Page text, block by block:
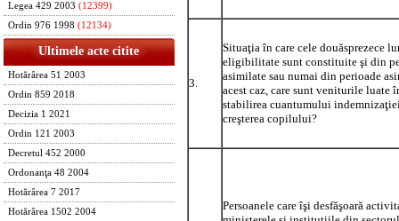
Legea 429 2003 (12399)
Ordin 976 1998 (12134)
Ultimele acte citite
Hotărârea 51 2003
Ordin 859 2018
Decizia 1 2021
Ordin 121 2003
Decretul 452 2000
Ordonanţa 48 2004
Hotărârea 7 2017
Hotărârea 1502 2004
3.
Situaţia în care cele douăsprezece
eligibilitate sunt constituite şi din
asimilate sau numai din perioade
acest caz, care sunt veniturile luate
stabilirea cuantumului
creşterea copilului?
Persoanele care îşi desfăşoară